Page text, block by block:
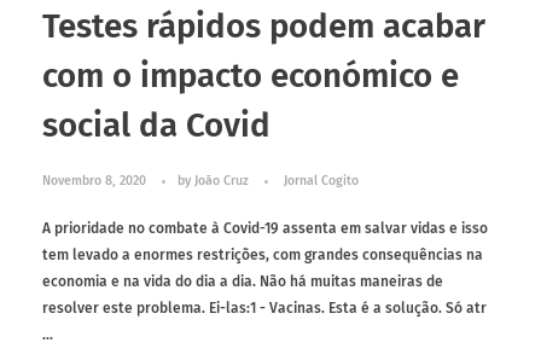
Testes rápidos podem acabar
com o impacto económico e
social da Covid
Novembro 8, 2020 by João Cruz Jornal Cogito
A prioridade no combate à Covid-19 assenta em salvar vidas e isso
tem levado a enormes restrições, com grandes consequências na
economia e na vida do dia a dia. Não há muitas maneiras de
resolver este problema. Ei-las:1 - Vacinas. Esta é a solução. Só atr
...